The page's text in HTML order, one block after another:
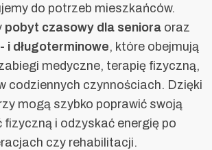
do potrzeb mieszkańców.
pobyt czasowy dla seniora oraz
i długoterminowe, które obejmują
medyczne, terapię fizyczną,
codziennych czynnościach. Dzięki
mogą szybko poprawić swoją
fizyczną i odzyskać energię po
czy rehabilitacji.